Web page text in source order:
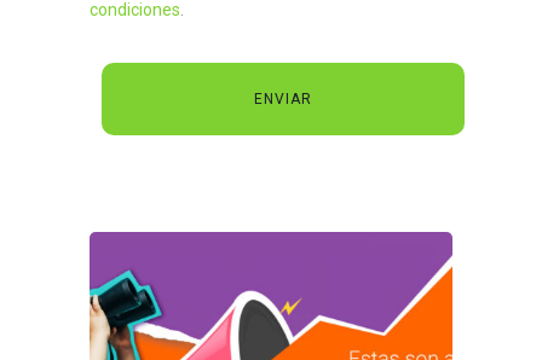
condiciones